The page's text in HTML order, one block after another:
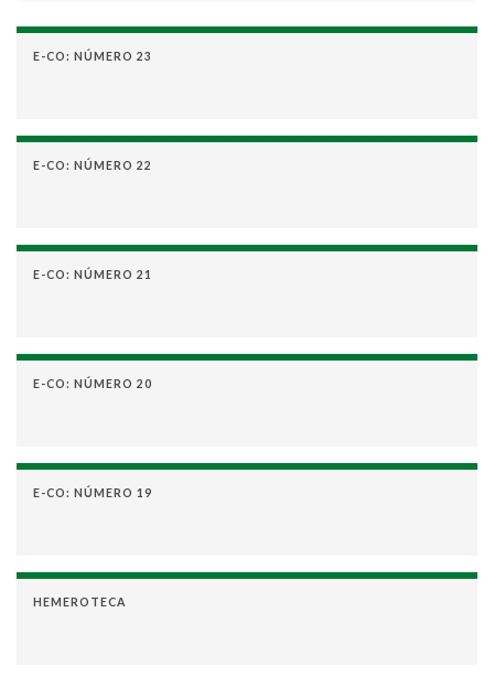
E-CO: NÚMERO 23
E-CO: NÚMERO 22
E-CO: NÚMERO 21
E-CO: NÚMERO 20
E-CO: NÚMERO 19
HEMEROTECA